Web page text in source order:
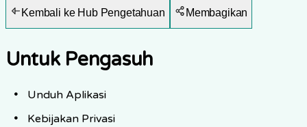
Kembali ke Hub Pengetahuan Membagikan
Untuk Pengasuh
Unduh Aplikasi
Kebijakan Privasi